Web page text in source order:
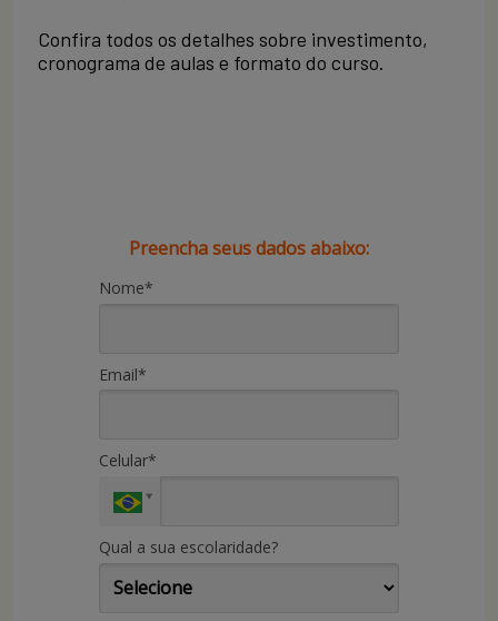
Confira todos os detalhes sobre investimento,
cronograma de aulas e formato do curso.
Preencha seus dados abaixo:
Nome*
Email*
Celular*
Qual a sua escolaridade?